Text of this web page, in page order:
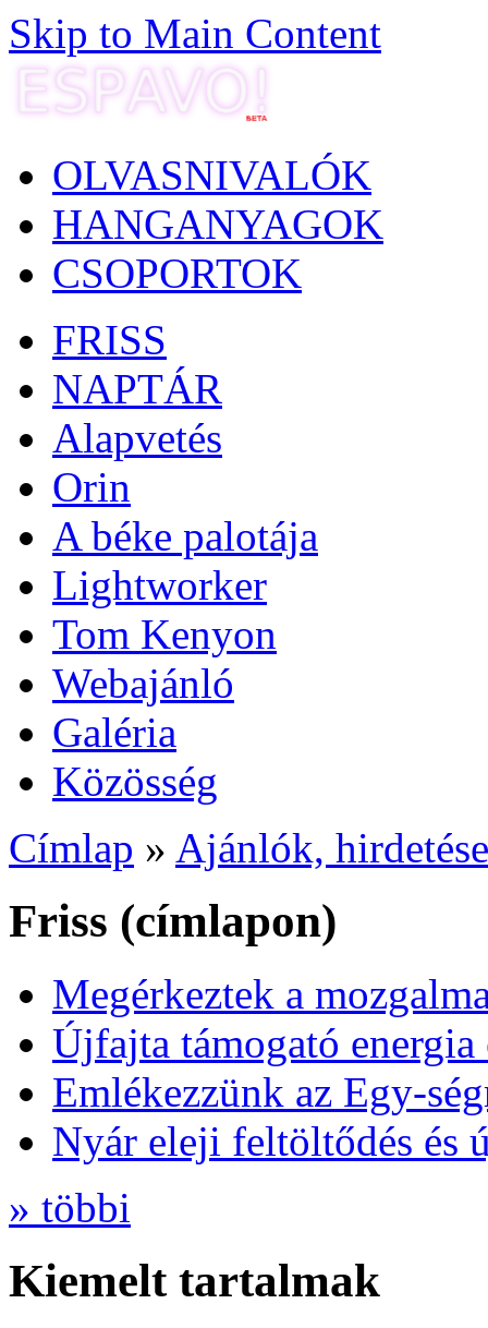
Skip to Main Content
OLVASNIVALÓK
HANGANYAGOK
CSOPORTOK
FRISS
NAPTÁR
Alapvetés
Orin
A béke palotája
Lightworker
Tom Kenyon
Webajánló
Galéria
Közösség
Címlap » Ajánlók,
Friss (címlapon)
Megérkeztek a
Újfajta támogató
Emlékezzünk az Egy-
Nyár eleji feltöltődés és
» többi
Kiemelt tartalmak